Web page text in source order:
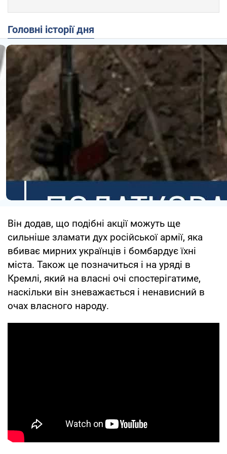
Головні історії дня
Він додав, що подібні акції можуть ще
сильніше зламати дух російської армії, яка
вбиває мирних українців і бомбардує їхні
міста. Також це позначиться і на уряді в
Кремлі, який на власні очі спостерігатиме,
наскільки він зневажається і ненависний в
очах власного народу.